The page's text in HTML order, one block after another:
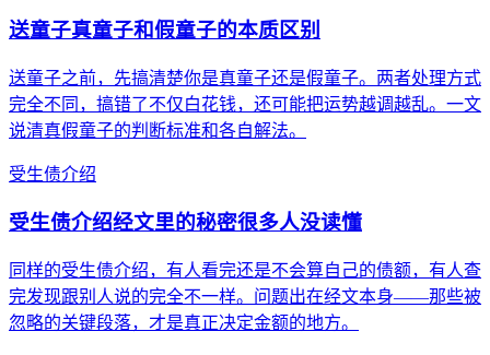
送童子真童子和假童子的本质区别
送童子之前，先搞清楚你是真童子还是假童子。两者处理方式
完全不同，搞错了不仅白花钱，还可能把运势越调越乱。一文
说清真假童子的判断标准和各自解法。
受生债介绍
受生债介绍经文里的秘密很多人没读懂
同样的受生债介绍，有人看完还是不会算自己的债额，有人查
完发现跟别人说的完全不一样。问题出在经文本身——那些被
忽略的关键段落，才是真正决定金额的地方。